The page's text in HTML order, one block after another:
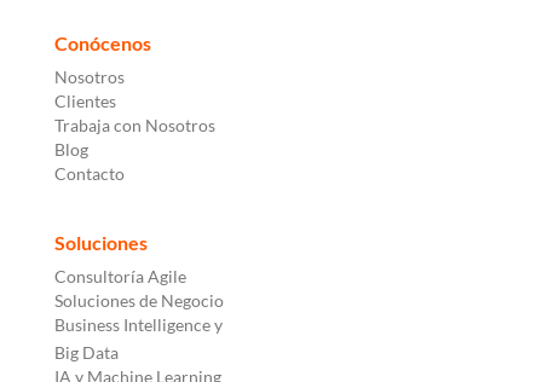
Conócenos
Nosotros
Clientes
Trabaja con Nosotros
Blog
Contacto
Soluciones
Consultoría Agile
Soluciones de Negocio
Business Intelligence y
Big Data
IA y Machine Learning